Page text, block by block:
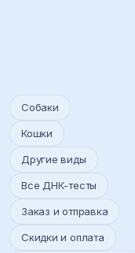
Собаки
Кошки
Другие виды
Все ДНК-тесты
Заказ и отправка
Скидки и оплата